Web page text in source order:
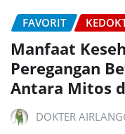
FAVORIT
Manfaat
Peregangan
Antara Mitos
DOKTER